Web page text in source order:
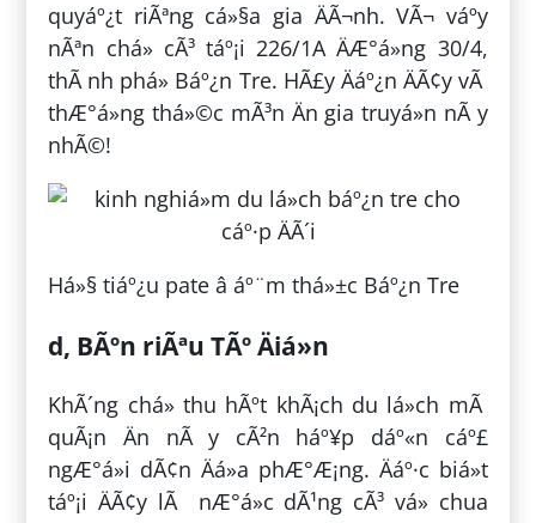
quyáº¿t riÃªng cá»§a gia ÄÃ¬nh. VÃ¬ váº­y
nÃªn chá» cÃ³ táº¡i 226/1A ÄÆ°á»ng 30/4,
thÃ nh phá» Báº¿n Tre. HÃ£y Äáº¿n ÄÃ¢y vÃ
thÆ°á»ng thá»©c mÃ³n Än gia truyá»n nÃ y
nhÃ©!
Há»§ tiáº¿u pate â áº¨m thá»±c Báº¿n Tre
d, BÃºn riÃªu TÃº Äiá»n
KhÃ´ng chá» thu hÃºt khÃ¡ch du lá»ch mÃ
quÃ¡n Än nÃ y cÃ²n háº¥p dáº«n cáº£
ngÆ°á»i dÃ¢n Äá»a phÆ°Æ¡ng. Äáº·c biá»t
táº¡i ÄÃ¢y lÃ nÆ°á»c dÃ¹ng cÃ³ vá» chua